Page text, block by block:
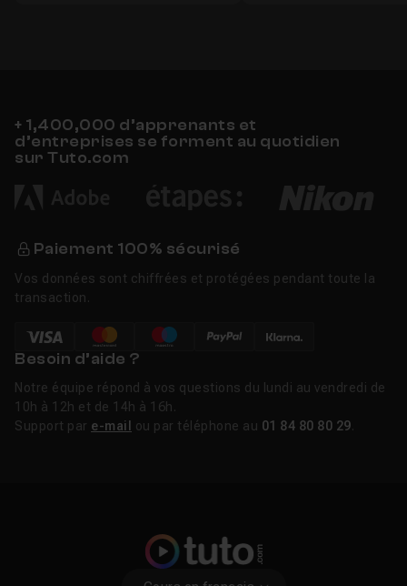
+ 1,400,000 d’apprenants et
d’entreprises se forment au quotidien
sur Tuto.com
Paiement 100% sécurisé
Vos données sont chiffrées et protégées pendant toute la
transaction.
Besoin d’aide ?
Notre équipe répond à vos questions du lundi au vendredi de
10h à 12h et de 14h à 16h.
Support par e-mail ou par téléphone au 01 84 80 80 29